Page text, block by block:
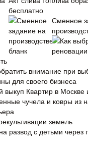
бесплатно
Сменное
Как
внимание при
для своего бизнеса
выкуп Квартир в Москве
чучела и ковры из
земель
развод с детьми через